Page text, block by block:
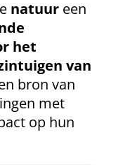
natuur een
het
van
bron van
met
op hun